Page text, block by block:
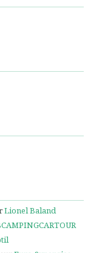
Lionel Baland